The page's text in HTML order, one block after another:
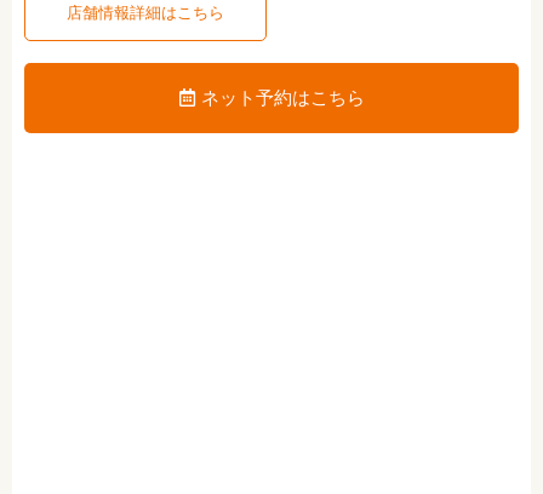
店舗情報詳細はこちら
ネット予約はこちら